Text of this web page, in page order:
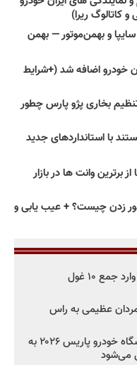
ریرا)
و بهمن‌موتور — بهمن
خودرو اضافه شد (+شرایط
بخاری پژو پارس چطور
با استانداردهای جدید
وانت ها در ایران: معرفی 25 تا از برترین وانت ها در بازار
زدن چیست؟ + عیب یابی و
۳ خودروساز چینی برای نخستین بار وارد جمع ۱۰ غول
عظیمی به راس
چینی‌ها به قلب اروپا رسیدند؛ نمایشگاه خودرو پاریس ۲۰۲۶ به
می‌شود